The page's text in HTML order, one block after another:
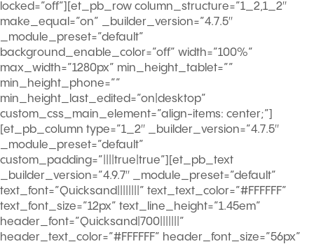
locked=”off”][et_pb_row column_structure=”1_2,1_2″
make_equal=”on” _builder_version=”4.7.5″
_module_preset=”default”
background_enable_color=”off” width=”100%”
max_width=”1280px” min_height_tablet=””
min_height_phone=””
min_height_last_edited=”on|desktop”
custom_css_main_element=”align-items: center;”]
[et_pb_column type=”1_2″ _builder_version=”4.7.5″
_module_preset=”default”
custom_padding=”||||true|true”][et_pb_text
_builder_version=”4.9.7″ _module_preset=”default”
text_font=”Quicksand||||||||” text_text_color=”#FFFFFF”
text_font_size=”12px” text_line_height=”1.45em”
header_font=”Quicksand|700|||||||”
header_text_color=”#FFFFFF” header_font_size=”56px”